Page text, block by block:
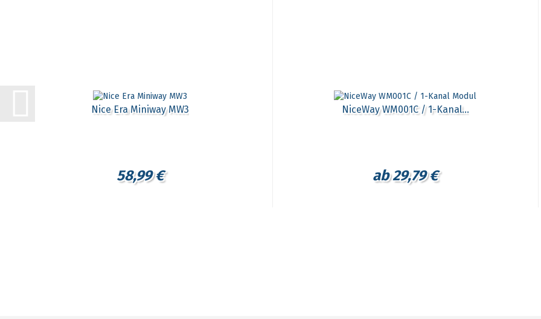
Nice Era Miniway MW3
58,99 €
NiceWay WM001C / 1-Kanal...
ab 29,79 €